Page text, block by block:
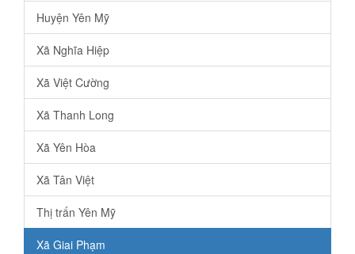
Huyện Yên Mỹ
Xã Nghĩa Hiệp
Xã Việt Cường
Xã Thanh Long
Xã Yên Hòa
Xã Tân Việt
Thị trấn Yên Mỹ
Xã Giai Phạm